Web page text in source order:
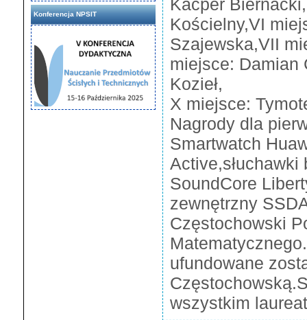
Konferencja NPSIT
Kacper
Kościelny,VI
Szajewska,VII
miejsce: Damian
Kozieł,
X miejsce:
Nagrody dla
Smartwatch
Active,słuchawki
SoundCore
zewnętrzny
Częstochowski
ufundowane
wszystkim